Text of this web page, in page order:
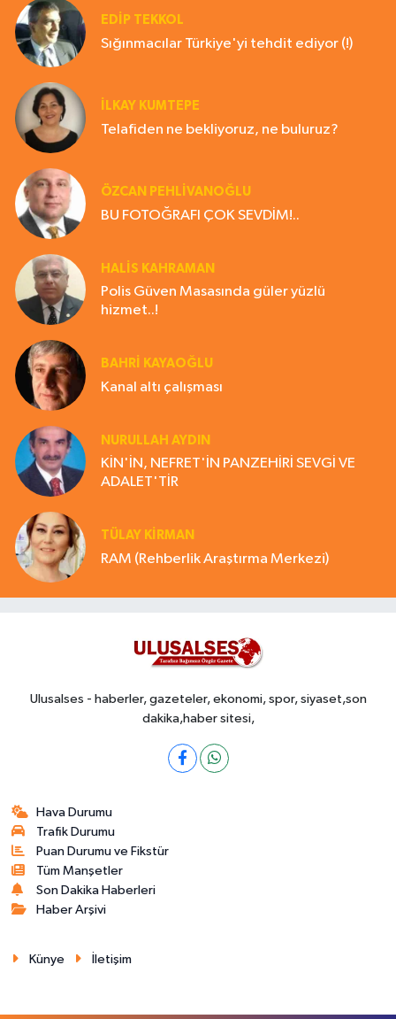
EDIP TEKKOL
Sığınmacılar Türkiye'yi tehdit ediyor (!)
İLKAY KUMTEPE
Telafiden ne bekliyoruz, ne buluruz?
ÖZCAN PEHLİVANOĞLU
BU FOTOĞRAFI ÇOK SEVDİM!..
HALIS KAHRAMAN
Polis Güven Masasında güler yüzlü
hizmet..!
BAHRI KAYAOĞLU
Kanal altı çalışması
NURULLAH AYDIN
KİN'İN, NEFRET'İN PANZEHİRİ SEVGİ VE
ADALET'TİR
TÜLAY KİRMAN
RAM (Rehberlik Araştırma Merkezi)
Ulusalses - haberler, gazeteler, ekonomi, spor, siyaset,son
dakika,haber sitesi,
Hava Durumu
Trafik Durumu
Puan Durumu ve Fikstür
Tüm Manşetler
Son Dakika Haberleri
Haber Arşivi
Künye İletişim